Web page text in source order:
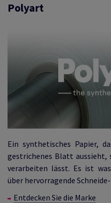
Polyart
Ein synthetisches Papier,
gestrichenes Blatt aussieht,
verarbeiten lässt. Es ist
über hervorragende
Entdecken Sie die Marke